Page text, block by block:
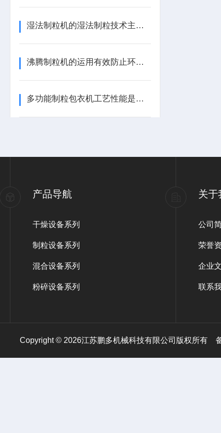
湿法制粒机的湿法制粒技术主要机理
沸腾制粒机的运用有效防止环境污染与原料的损失
多功能制粒包衣机工艺性能是很有必要多了解一些的
产品导航
干燥设备系列
制粒设备系列
混合设备系列
粉碎设备系列
关于
公司
荣誉
企业
联系
Copyright © 2026江苏鹏多机械科技有限公司版权所有